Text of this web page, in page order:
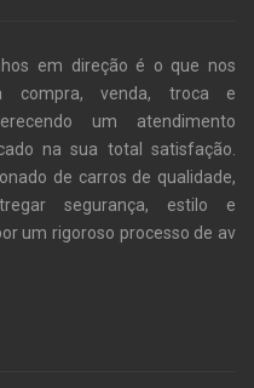
em direção é o que nos
compra, venda, troca e
um atendimento
na sua total satisfação.
de carros de qualidade,
segurança, estilo e
um rigoroso processo de av